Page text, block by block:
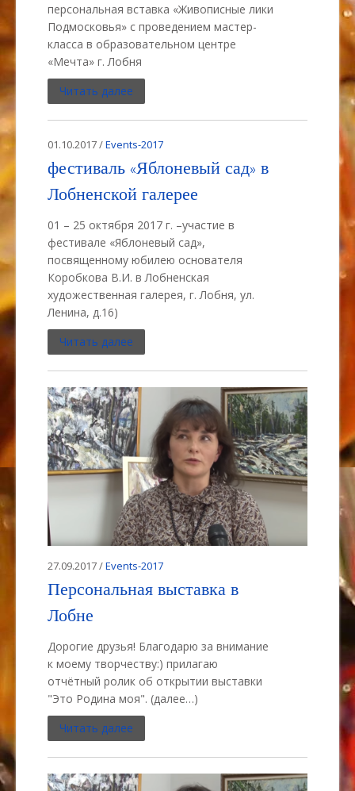
персональная вставка «Живописные лики
Подмосковья» с проведением мастер-
класса в образовательном центре
«Мечта» г. Лобня
Читать далее
01.10.2017 /Events-2017
фестиваль «Яблоневый сад» в
Лобненской галерее
01 – 25 октября 2017 г. –участие в
фестивале «Яблоневый сад»,
посвященному юбилею основателя
Коробкова В.И. в Лобненская
художественная галерея, г. Лобня, ул.
Ленина, д.16)
Читать далее
27.09.2017 /Events-2017
Персональная выставка в
Лобне
Дорогие друзья! Благодарю за внимание
к моему творчеству:) прилагаю
отчётный ролик об открытии выставки
"Это Родина моя". (далее…)
Читать далее